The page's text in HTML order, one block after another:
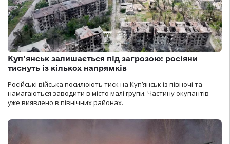
Куп’янськ залишається під загрозою: росіяни
тиснуть із кількох напрямків
Російські війська посилюють тиск на Куп’янськ із півночі та
намагаються заводити в місто малі групи. Частину окупантів
уже виявлено в північних районах.